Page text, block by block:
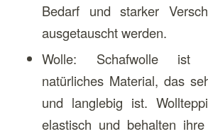
Bedarf und starker
ausgetauscht werden.
Wolle: Schafwolle ist
natürliches Material, das
und langlebig ist.
elastisch und behalten